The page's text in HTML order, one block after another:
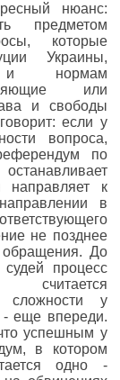
нюанс:
предметом
которые
Украины,
и нормам
или
и свободы
если у
вопроса,
по
направляет к
в
не позднее
До
судей процесс
считается
сложности у
- еще впереди.
успешным у
в котором
одно -